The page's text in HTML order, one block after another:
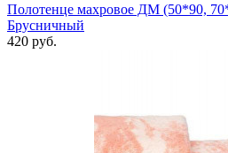
Полотенце махровое ДМ (50*90,
Брусничный
420 руб.